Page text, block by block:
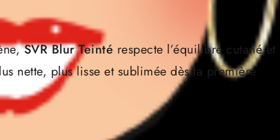
SVR Blur Teinté respecte l’équilibre cutané et
nette, plus lisse et sublimée dès la première